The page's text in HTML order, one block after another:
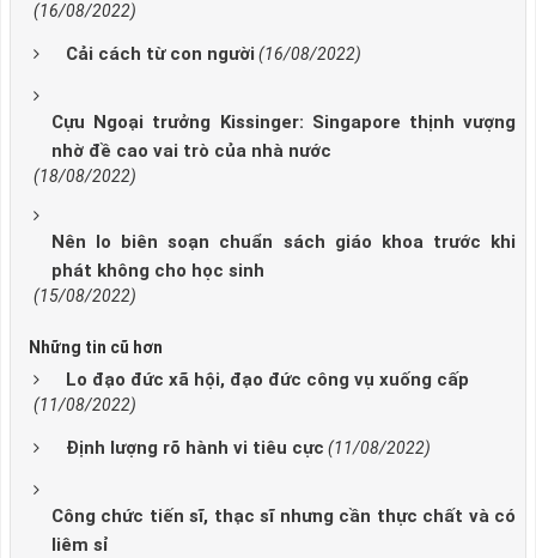
(16/08/2022)
Cải cách từ con người (16/08/2022)
Cựu Ngoại trưởng Kissinger: Singapore thịnh vượng
nhờ đề cao vai trò của nhà nước
(18/08/2022)
Nên lo biên soạn chuẩn sách giáo khoa trước khi
phát không cho học sinh
(15/08/2022)
Những tin cũ hơn
Lo đạo đức xã hội, đạo đức công vụ xuống cấp
(11/08/2022)
Định lượng rõ hành vi tiêu cực (11/08/2022)
Công chức tiến sĩ, thạc sĩ nhưng cần thực chất và có
liêm sỉ